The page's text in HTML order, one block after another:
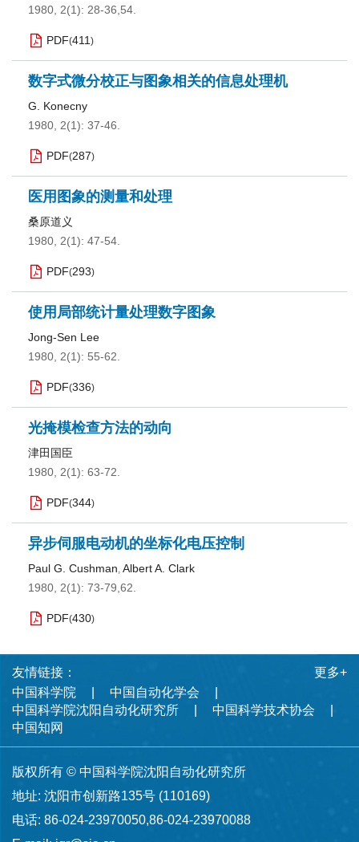
1980, 2(1): 28-36,54.
PDF(411 )
数字式微分校正与图象相关的信息处理机
G. Konecny
1980, 2(1): 37-46.
PDF(287)
医用图象的测量和处理
桑原道义
1980, 2(1): 47-54.
PDF(293)
使用局部统计量处理数字图象
Jong-Sen Lee
1980, 2(1): 55-62.
PDF(336)
光掩模检查方法的动向
津田国臣
1980, 2(1): 63-72.
PDF(344)
异步伺服电动机的坐标化电压控制
Paul G. Cushman, Albert A. Clark
1980, 2(1): 73-79,62.
PDF(430)
友情链接：
中国科学院
中国自动化学会
中国科学院沈阳自动化研究所
中国科学技术协会
中国知网
更多+
版权所有 © 中国科学院沈阳自动化研究所
地址: 沈阳市创新路135号 (110169)
电话: 86-024-23970050,86-024-23970088